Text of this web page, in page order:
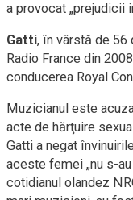
a provocat „prejudicii
Gatti, în vârstă de 56
Radio France din
conducerea Royal
Muzicianul este
acte de hărţuire
Gatti a negat
aceste femei „nu s-
cotidianul olandez